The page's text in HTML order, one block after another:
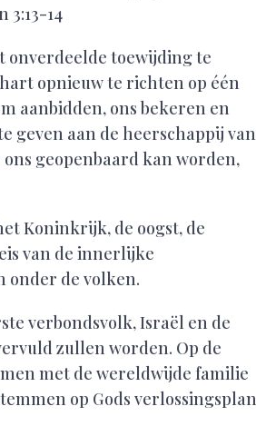
3:13-14
onverdeelde toewijding te
opnieuw te richten op één
aanbidden, ons bekeren en
geven aan de heerschappij van
geopenbaard kan worden,
Koninkrijk, de oogst, de
van de innerlijke
de volken.
verbondsvolk, Israël en de
zullen worden. Op de
met de wereldwijde familie
op Gods verlossingsplan